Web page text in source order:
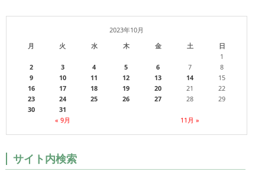
2023年10月
月
火 水 木 金 土 日
« 9月 11月 »
1
2
3 4 5 6 7
8
9
10 11 12 13 14
15
16
17 18 19 20 21
22
23
24 25 26 27 28
29
30
31
サイト内検索